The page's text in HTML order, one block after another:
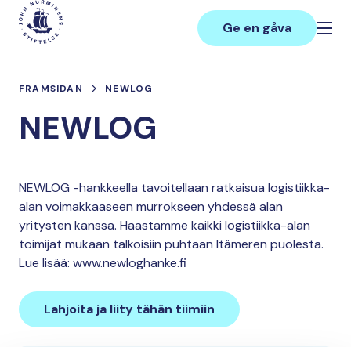
Hoppa
innehåll
Main
Ge en gåva
FRAMSIDAN NEWLOG
NEWLOG
NEWLOG -hankkeella tavoitellaan ratkaisua logistiikka-
alan voimakkaaseen murrokseen yhdessä alan
yritysten kanssa. Haastamme kaikki logistiikka-alan
toimijat mukaan talkoisiin puhtaan Itämeren puolesta.
Lue lisää: www.newloghanke.fi
Lahjoita ja liity tähän tiimiin